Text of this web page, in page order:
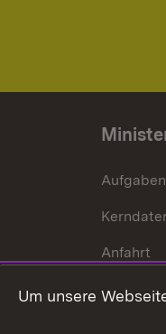
Anfahrt
Um unsere